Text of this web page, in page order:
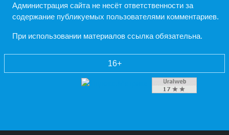
Администрация cайта не несёт ответственности за
содержание публикуемых пользователями комментариев.
При использовании материалов ссылка обязательна.
16+